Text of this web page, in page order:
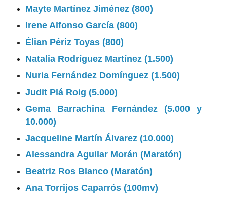
Mayte Martínez Jiménez (800)
Irene Alfonso García (800)
Élian Périz Toyas (800)
Natalia Rodríguez Martínez (1.500)
Nuria Fernández Domínguez (1.500)
Judit Plá Roig (5.000)
Gema Barrachina Fernández (5.000 y
10.000)
Jacqueline Martín Álvarez (10.000)
Alessandra Aguilar Morán (Maratón)
Beatriz Ros Blanco (Maratón)
Ana Torrijos Caparrós (100mv)